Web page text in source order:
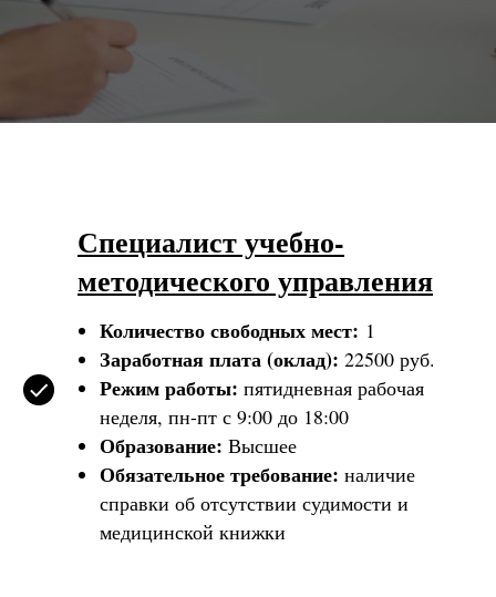
Специалист учебно-
методического управления
Количество свободных мест: 1
Заработная плата (оклад): 22500 руб.
Режим работы: пятидневная рабочая
неделя, пн-пт с 9:00 до 18:00
Образование: Высшее
Обязательное требование: наличие
справки об отсутствии судимости и
медицинской книжки